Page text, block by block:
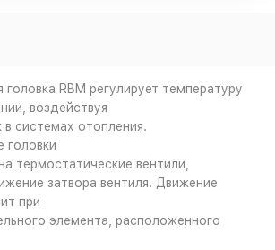
RBM регулирует температуру
воздействуя
системах отопления.
головки
термостатические вентили,
затвора вентиля. Движение
при
элемента, расположенного